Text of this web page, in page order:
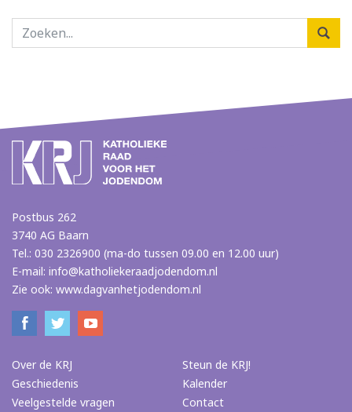
Postbus 262
3740 AG Baarn
Tel.: 030 2326900 (ma-do tussen 09.00 en 12.00 uur)
E-mail: info@katholiekeraadjodendom.nl
Zie ook: www.dagvanhetjodendom.nl
Over de KRJ
Geschiedenis
Veelgestelde vragen
Steun de KRJ!
Kalender
Contact